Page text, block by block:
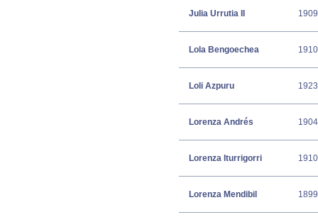
Julia Urrutia II
Lola Bengoechea
Loli Azpuru
Lorenza Andrés
Lorenza Iturrigorri
Lorenza Mendibil